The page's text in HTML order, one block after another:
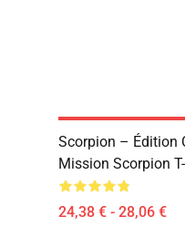
Scorpion – Édition
Mission Scorpion
24,38 € - 28,06 €